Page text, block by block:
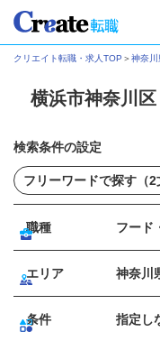
クリエイト転職・求人TOP ＞神奈川
横浜市神奈川
検索条件の設定
職種 フード
エリア 神奈川
条件 指定し